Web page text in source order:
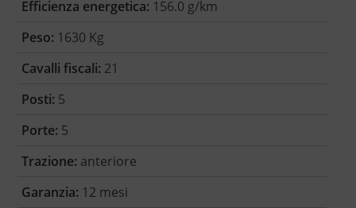
Efficienza energetica: 156.0 g/km
Peso: 1630 Kg
Cavalli fiscali: 21
Posti: 5
Porte: 5
Trazione: anteriore
Garanzia: 12 mesi